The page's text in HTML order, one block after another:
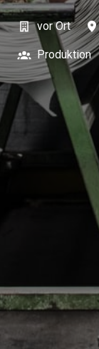
vor Ort
Produktion